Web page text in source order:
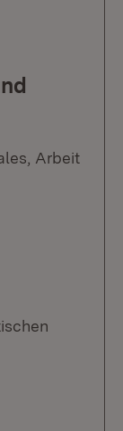
Arbeit